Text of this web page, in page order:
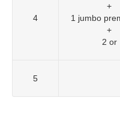
4
+
1 jumbo
+
2 or
5